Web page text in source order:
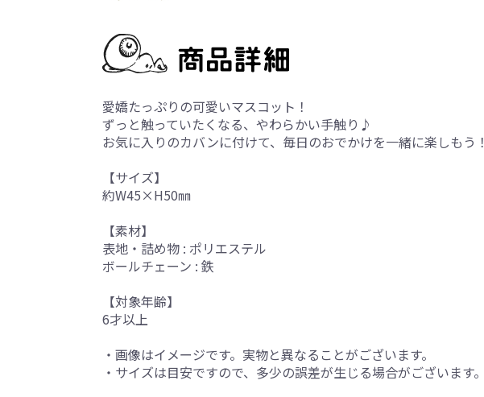
愛嬌たっぷりの可愛いマスコット！
ずっと触っていたくなる、やわらかい手触り♪
お気に入りのカバンに付けて、毎日のおでかけを一緒に楽しもう！
【サイズ】
約W45×H50㎜
【素材】
表地・詰め物 : ポリエステル
ボールチェーン : 鉄
【対象年齢】
6才以上
・画像はイメージです。実物と異なることがございます。
・サイズは目安ですので、多少の誤差が生じる場合がございます。